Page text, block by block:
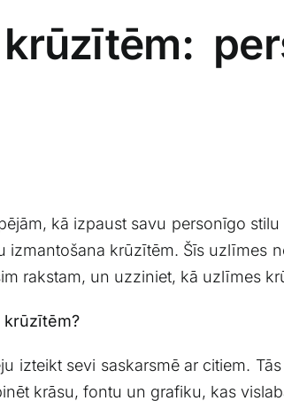
kā​ izpaust savu personīgo
krūzītēm. Šīs uzlīmes
rakstam, un​ uzziniet, kā⁣ uzlīmes
krūzītēm?
izteikt sevi saskarsmē ar​ citiem.
krāsu, ‍fontu un grafiku, kas